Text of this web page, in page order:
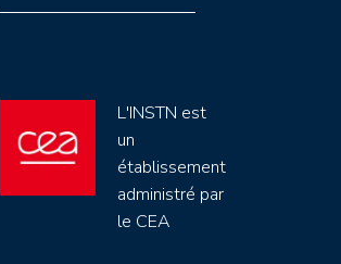
L'INSTN est
un
établissement
administré par
le CEA